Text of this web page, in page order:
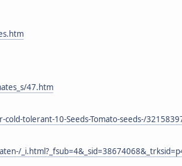
47.htm
tolerant-10-Seeds-Tomato-seeds-/